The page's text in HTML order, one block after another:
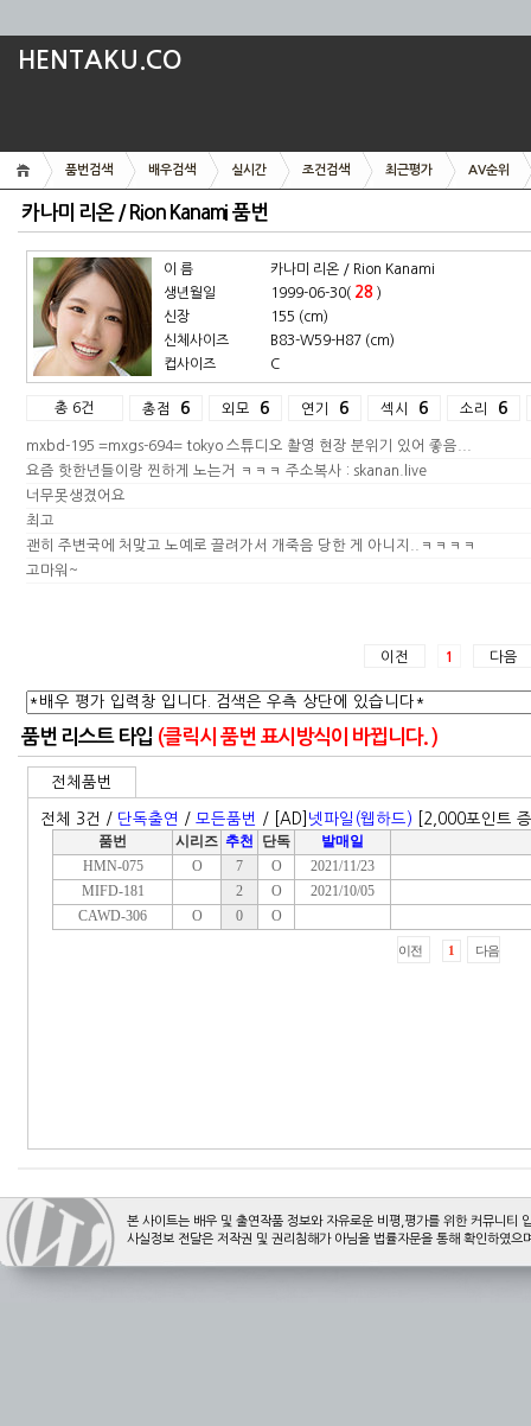
HENTAKU.CO
품번검색 배우검색 실시간 조건검색 최근평가 AV순위
카나미 리온 / Rion Kanami 품번
이 름
생년월일
신장
신체사이즈
컵사이즈
카나미 리온 / Rion Kanami
1999-06-30( 28 )
155 (cm)
B83-W59-H87 (cm)
C
총 6건 총점 6 외모 6 연기 6 섹시 6 소리 6
mxbd-195 =mxgs-694= tokyo 스튜디오 촬영 현장 분위기 있어 좋음...
요즘 핫한년들이랑 찐하게 노는거 ㅋㅋㅋ 주소복사 : skanan.live
너무못생겼어요
최고
괜히 주변국에 처맞고 노예로 끌려가서 개죽음 당한 게 아니지..ㅋㅋㅋㅋ
고마워~
이전 1 다음
품번 리스트 타입 (클릭시 품번 표시방식이 바뀝니다. )
본 사이트는 배우 및 출연작품 정보와 자유로운 비평,평가를 위한 커뮤니티
사실정보 전달은 저작권 및 권리침해가 아님을 법률자문을 통해 확인하였으